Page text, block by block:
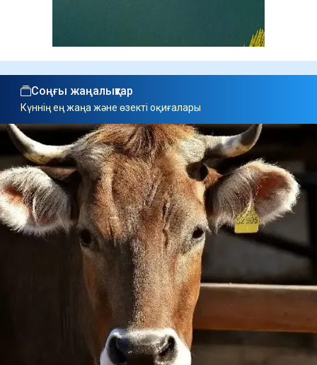
Соңғы жаңалықтар
Күннің ең жаңа және өзекті оқиғалары